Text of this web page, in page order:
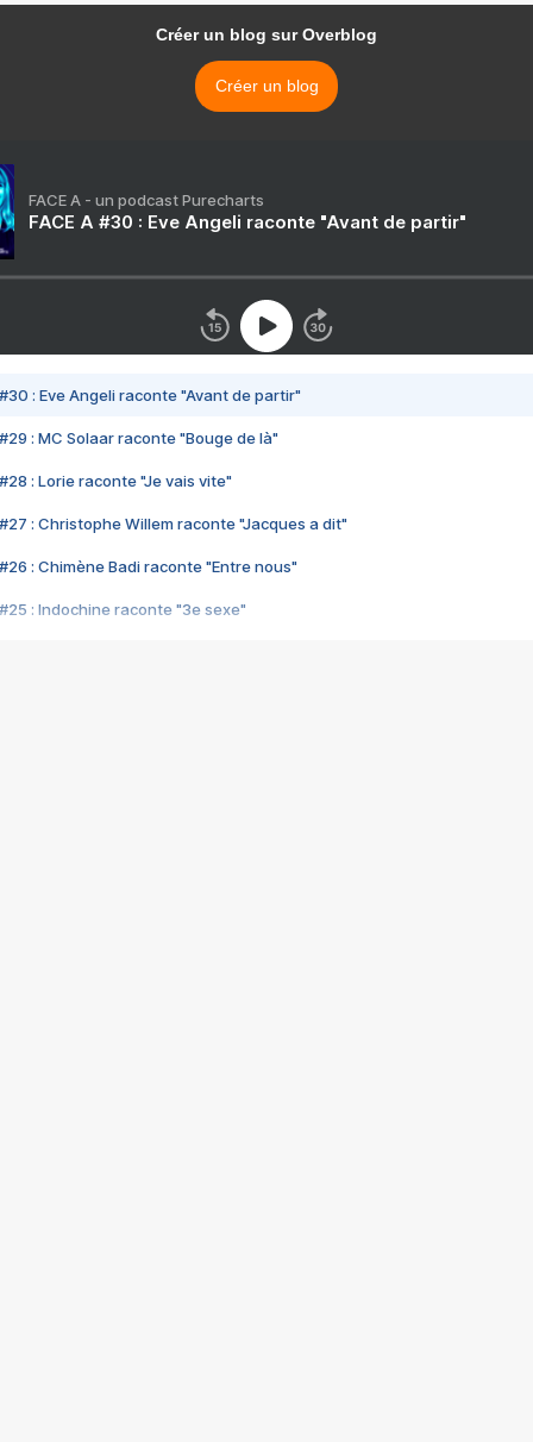
Créer un blog sur Overblog
Créer un blog
FACE A - un podcast Purecharts
FACE A #30 : Eve Angeli raconte "Avant de partir"
#30 : Eve Angeli raconte "Avant de partir"
#29 : MC Solaar raconte "Bouge de là"
#28 : Lorie raconte "Je vais vite"
#27 : Christophe Willem raconte "Jacques a dit"
#26 : Chimène Badi raconte "Entre nous"
#25 : Indochine raconte "3e sexe"